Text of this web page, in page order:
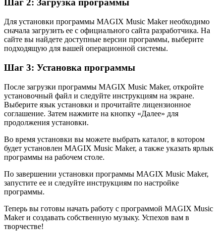
Шаг 2: Загрузка программы
Для установки программы MAGIX Music Maker необходимо
сначала загрузить ее с официального сайта разработчика. На
сайте вы найдете доступные версии программы, выберите
подходящую для вашей операционной системы.
Шаг 3: Установка программы
После загрузки программы MAGIX Music Maker, откройте
установочный файл и следуйте инструкциям на экране.
Выберите язык установки и прочитайте лицензионное
соглашение. Затем нажмите на кнопку «Далее» для
продолжения установки.
Во время установки вы можете выбрать каталог, в котором
будет установлен MAGIX Music Maker, а также указать ярлык
программы на рабочем столе.
По завершении установки программы MAGIX Music Maker,
запустите ее и следуйте инструкциям по настройке
программы.
Теперь вы готовы начать работу с программой MAGIX Music
Maker и создавать собственную музыку. Успехов вам в
творчестве!